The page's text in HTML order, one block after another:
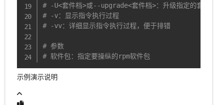
# -U<套件档>或--upgrade<套件档>：升级指定的套件档
# -v：显示指令执行过程
# -vv：详细显示指令执行过程，便于排错
# 参数
# 软件包：指定要操纵的rpm软件包
示例演示说明